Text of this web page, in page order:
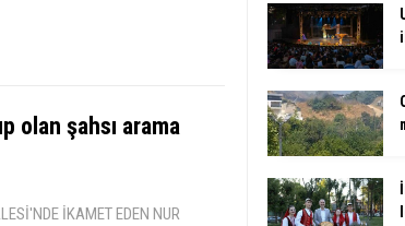
olan şahsı arama
İKAMET EDEN NUR